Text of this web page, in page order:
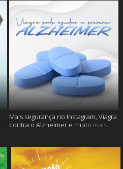
Mais segurança no Instagram, Viagra
contra o Alzheimer e muito mais